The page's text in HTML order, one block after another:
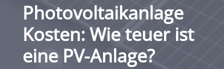
Photovoltaikanlage
Kosten: Wie teuer ist
eine PV-Anlage?